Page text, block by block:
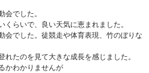
会でした。
くらいで、良い天気に恵まれました。
会でした。徒競走や体育表現、竹のぼりな
たのを見て大きな成長を感じました。
かわかりませんが